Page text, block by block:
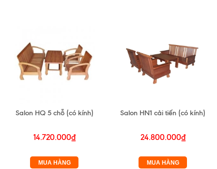
Salon HQ 5 chỗ (có kính)
14.720.000₫
MUA HÀNG
Salon HN1 cải tiến (có kính)
24.800.000₫
MUA HÀNG